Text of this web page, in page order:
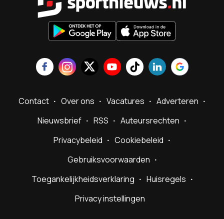
Contact Over ons Vacatures
Adverteren
Nieuwsbrief
RSS
Auteursrechten
Privacybeleid
Cookiebeleid
Gebruiksvoorwaarden
Toegankelijkheidsverklaring
Huisregels
Privacy instellingen